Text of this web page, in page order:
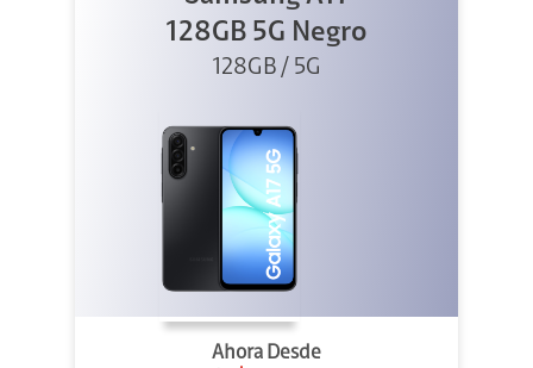
128GB 5G Negro
128GB / 5G
Ahora Desde